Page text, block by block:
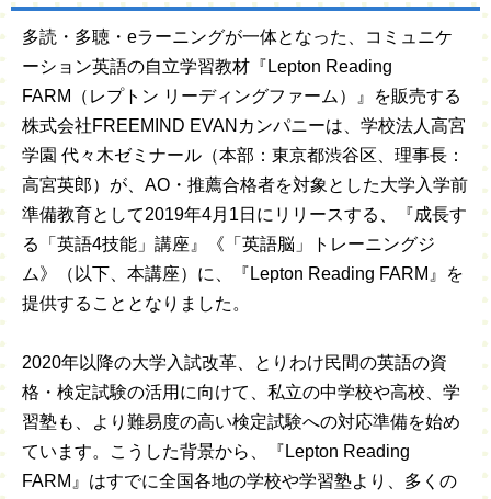
多読・多聴・eラーニングが一体となった、コミュニケ
ーション英語の自立学習教材『Lepton Reading
FARM（レプトン リーディングファーム）』を販売する
株式会社FREEMIND EVANカンパニーは、学校法人高宮
学園 代々木ゼミナール（本部：東京都渋谷区、理事長：
高宮英郎）が、AO・推薦合格者を対象とした大学入学前
準備教育として2019年4月1日にリリースする、『成長す
る「英語4技能」講座』《「英語脳」トレーニングジ
ム》（以下、本講座）に、『Lepton Reading FARM』を
提供することとなりました。
2020年以降の大学入試改革、とりわけ民間の英語の資
格・検定試験の活用に向けて、私立の中学校や高校、学
習塾も、より難易度の高い検定試験への対応準備を始め
ています。こうした背景から、『Lepton Reading
FARM』はすでに全国各地の学校や学習塾より、多くの